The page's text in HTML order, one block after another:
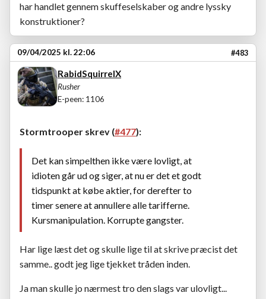
har handlet gennem skuffeselskaber og andre lyssky
konstruktioner?
09/04/2025 kl. 22:06 #483
RabidSquirrelX
Rusher
E-peen: 1106
Stormtrooper skrev (#477):
Det kan simpelthen ikke være lovligt, at
idioten går ud og siger, at nu er det et godt
tidspunkt at købe aktier, for derefter to
timer senere at annullere alle tarifferne.
Kursmanipulation. Korrupte gangster.
Har lige læst det og skulle lige til at skrive præcist det
samme.. godt jeg lige tjekket tråden inden.
Ja man skulle jo nærmest tro den slags var ulovligt...